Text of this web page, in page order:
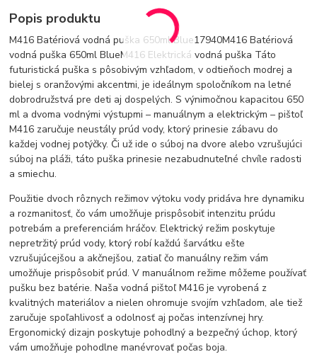
Popis produktu
M416 Batériová vodná puška 650ml Blue17940M416 Batériová
vodná puška 650ml BlueM416 Elektrická vodná puška Táto
futuristická puška s pôsobivým vzhľadom, v odtieňoch modrej a
bielej s oranžovými akcentmi, je ideálnym spoločníkom na letné
dobrodružstvá pre deti aj dospelých. S výnimočnou kapacitou 650
ml a dvoma vodnými výstupmi – manuálnym a elektrickým – pištoľ
M416 zaručuje neustály prúd vody, ktorý prinesie zábavu do
každej vodnej potýčky. Či už ide o súboj na dvore alebo vzrušujúci
súboj na pláži, táto puška prinesie nezabudnuteľné chvíle radosti
a smiechu.
Použitie dvoch rôznych režimov výtoku vody pridáva hre dynamiku
a rozmanitosť, čo vám umožňuje prispôsobiť intenzitu prúdu
potrebám a preferenciám hráčov. Elektrický režim poskytuje
nepretržitý prúd vody, ktorý robí každú šarvátku ešte
vzrušujúcejšou a akčnejšou, zatiaľ čo manuálny režim vám
umožňuje prispôsobiť prúd. V manuálnom režime môžeme používať
pušku bez batérie. Naša vodná pištoľ M416 je vyrobená z
kvalitných materiálov a nielen ohromuje svojím vzhľadom, ale tiež
zaručuje spoľahlivosť a odolnosť aj počas intenzívnej hry.
Ergonomický dizajn poskytuje pohodlný a bezpečný úchop, ktorý
vám umožňuje pohodlne manévrovať počas boja.